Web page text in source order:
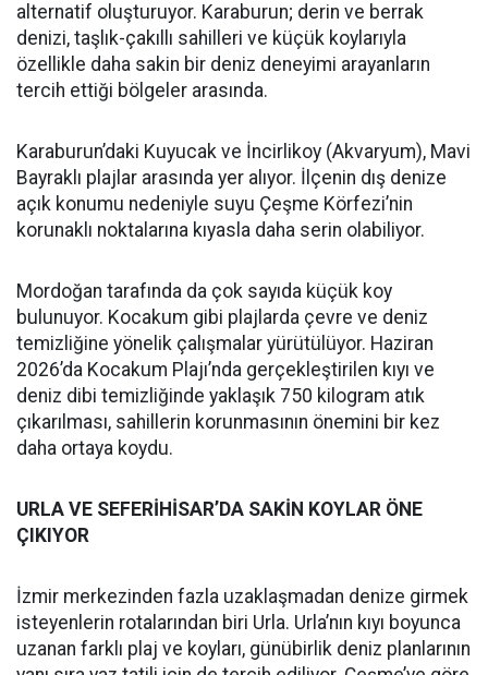
alternatif oluşturuyor. Karaburun; derin ve berrak
denizi, taşlık-çakıllı sahilleri ve küçük koylarıyla
özellikle daha sakin bir deniz deneyimi arayanların
tercih ettiği bölgeler arasında.
Karaburun’daki Kuyucak ve İncirlikoy (Akvaryum), Mavi
Bayraklı plajlar arasında yer alıyor. İlçenin dış denize
açık konumu nedeniyle suyu Çeşme Körfezi’nin
korunaklı noktalarına kıyasla daha serin olabiliyor.
Mordoğan tarafında da çok sayıda küçük koy
bulunuyor. Kocakum gibi plajlarda çevre ve deniz
temizliğine yönelik çalışmalar yürütülüyor. Haziran
2026’da Kocakum Plajı’nda gerçekleştirilen kıyı ve
deniz dibi temizliğinde yaklaşık 750 kilogram atık
çıkarılması, sahillerin korunmasının önemini bir kez
daha ortaya koydu.
URLA VE SEFERİHİSAR’DA SAKİN KOYLAR ÖNE
ÇIKIYOR
İzmir merkezinden fazla uzaklaşmadan denize girmek
isteyenlerin rotalarından biri Urla. Urla’nın kıyı boyunca
uzanan farklı plaj ve koyları, günübirlik deniz planlarının